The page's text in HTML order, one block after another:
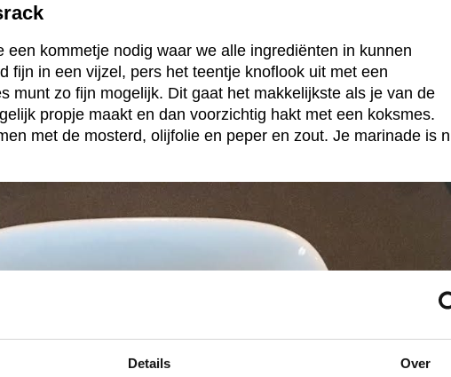
Details Over
een kommetje nodig waar we alle ingrediënten in kunnen
fijn in een vijzel, pers het teentje knoflook uit met een
munt zo fijn mogelijk. Dit gaat het makkelijkste als je van de
propje maakt en dan voorzichtig hakt met een koksmes.
met de mosterd, olijfolie en peper en zout. Je marinade is